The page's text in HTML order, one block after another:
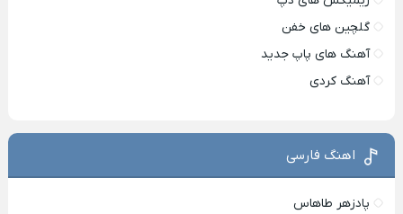
گلچین های خفن
آهنگ های پاپ جدید
آهنگ کردی
اهنگ فارسی
پادزهر طاهاس